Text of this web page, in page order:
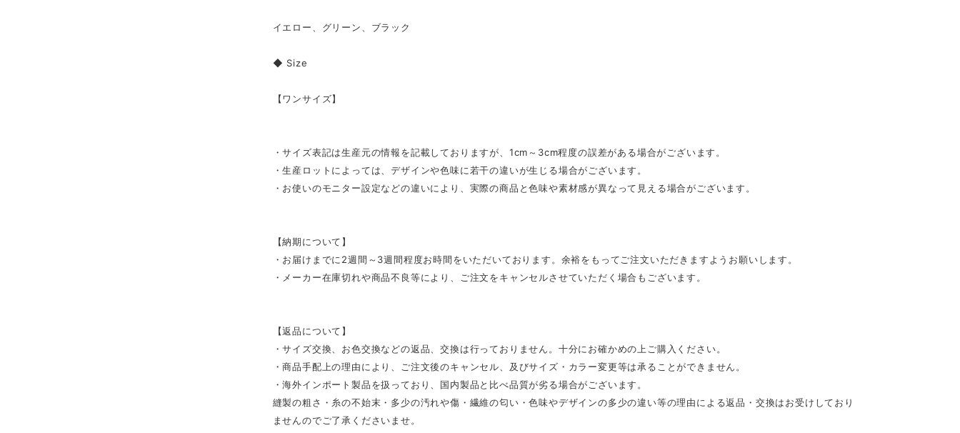
イエロー、グリーン、ブラック
◆ Size
【ワンサイズ】
・サイズ表記は生産元の情報を記載しておりますが、1cm～3cm程度の誤差がある場合がございます。
・生産ロットによっては、デザインや色味に若干の違いが生じる場合がございます。
・お使いのモニター設定などの違いにより、実際の商品と色味や素材感が異なって見える場合がございます。
【納期について】
・お届けまでに2週間～3週間程度お時間をいただいております。余裕をもってご注文いただきますようお願いします。
・メーカー在庫切れや商品不良等により、ご注文をキャンセルさせていただく場合もございます。
【返品について】
・サイズ交換、お色交換などの返品、交換は行っておりません。十分にお確かめの上ご購入ください。
・商品手配上の理由により、ご注文後のキャンセル、及びサイズ・カラー変更等は承ることができません。
・海外インポート製品を扱っており、国内製品と比べ品質が劣る場合がございます。
縫製の粗さ・糸の不始末・多少の汚れや傷・繊維の匂い・色味やデザインの多少の違い等の理由による返品・交換はお受けしており
ませんのでご了承くださいませ。